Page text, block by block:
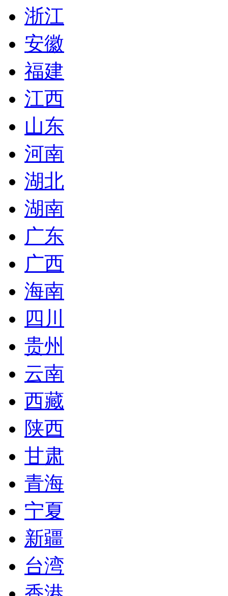
浙江
安徽
福建
江西
山东
河南
湖北
湖南
广东
广西
海南
四川
贵州
云南
西藏
陕西
甘肃
青海
宁夏
新疆
台湾